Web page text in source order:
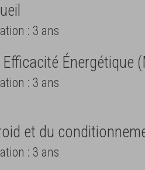
: 3 ans
Énergétique
: 3 ans
et du
: 3 ans